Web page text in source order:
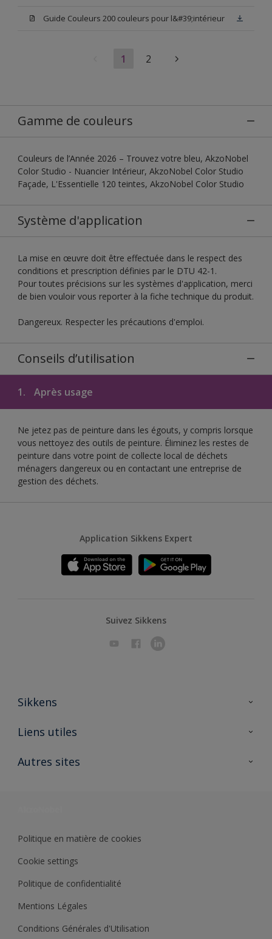
Guide Couleurs 200 couleurs pour l&#39;intérieur
1 2
Gamme de couleurs
Couleurs de l’Année 2026 – Trouvez votre bleu, AkzoNobel
Color Studio - Nuancier Intérieur, AkzoNobel Color Studio
Façade, L'Essentielle 120 teintes, AkzoNobel Color Studio
Système d'application
La mise en œuvre doit être effectuée dans le respect des
conditions et prescription définies par le DTU 42-1.
Pour toutes précisions sur les systèmes d'application, merci
de bien vouloir vous reporter à la fiche technique du produit.
Dangereux. Respecter les précautions d'emploi.
Conseils d’utilisation
1. Après usage
Ne jetez pas de peinture dans les égouts, y compris lorsque
vous nettoyez des outils de peinture. Éliminez les restes de
peinture dans votre point de collecte local de déchets
ménagers dangereux ou en contactant une entreprise de
gestion des déchets.
Application Sikkens Expert
Suivez Sikkens
Sikkens
A propos de Sikkens
Liens utiles
Ouvrir un magasin PASS
Autres sites
Politique en matière de cookies
Cookie settings
Politique de confidentialité
Mentions Légales
Conditions Générales d'Utilisation